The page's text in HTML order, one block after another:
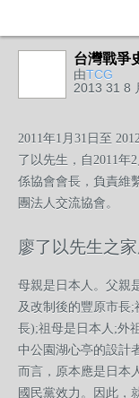
台灣戰爭
由TCG
2013 31 8
2011年1月31日至
了以先生，自2011年
係協會會長，負責維
團法人交流協會。
廖了以先生之
母親是日本人。父親
及改制後的豐原市長
長);祖母是日本人;外
中公園湖心亭的設計
而言，原本應是日本
國民黨效力。因此，